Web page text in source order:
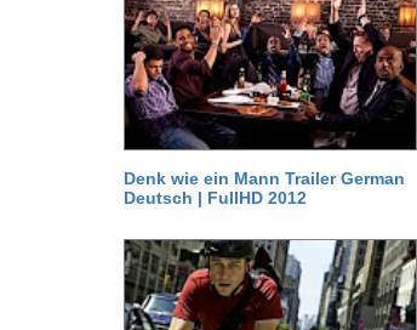
Denk wie ein Mann Trailer German
Deutsch | FullHD 2012